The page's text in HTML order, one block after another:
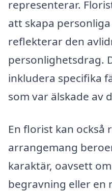
representerar.
att skapa
reflekterar den
personlighetsdrag.
inkludera specifika
som var älskade av
En florist kan också
arrangemang
karaktär, oavsett
begravning eller en